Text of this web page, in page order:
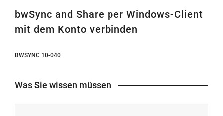
bwSync and Share per Windows-Client
mit dem Konto verbinden
BWSYNC 10-040
Was Sie wissen müssen